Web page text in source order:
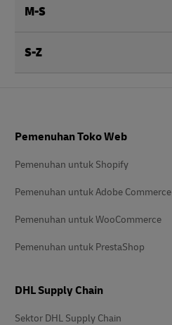
M-S
S-Z
Pemenuhan Toko Web
Pemenuhan untuk Shopify
Pemenuhan untuk Adobe Commerce
Pemenuhan untuk WooCommerce
Pemenuhan untuk PrestaShop
DHL Supply Chain
Sektor DHL Supply Chain